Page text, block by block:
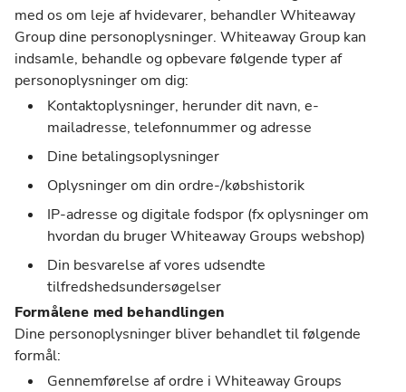
med os om leje af hvidevarer, behandler Whiteaway
Group dine personoplysninger. Whiteaway Group kan
indsamle, behandle og opbevare følgende typer af
personoplysninger om dig:
Kontaktoplysninger, herunder dit navn, e-
mailadresse, telefonnummer og adresse
Dine betalingsoplysninger
Oplysninger om din ordre-/købshistorik
IP-adresse og digitale fodspor (fx oplysninger om
hvordan du bruger Whiteaway Groups webshop)
Din besvarelse af vores udsendte
tilfredshedsundersøgelser
Formålene med behandlingen
Dine personoplysninger bliver behandlet til følgende
formål:
Gennemførelse af ordre i Whiteaway Groups